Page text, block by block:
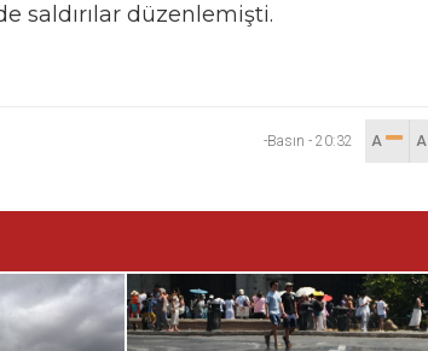
saldırılar düzenlemişti.
-Basın - 20:32 A